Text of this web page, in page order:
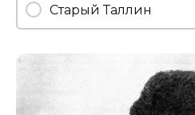
Старый Таллин